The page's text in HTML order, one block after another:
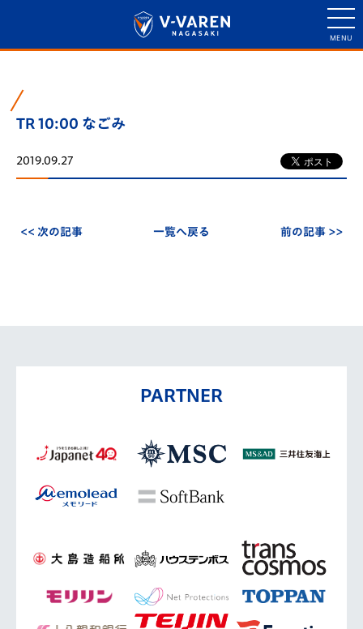
TR 10:00 なごみ
2019.09.27
<< 次の記事 一覧へ戻る 前の記事 >>
PARTNER